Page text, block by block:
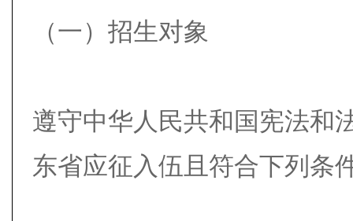
（一）招生对象
遵守中华人民共和国宪法和
东省应征入伍且符合下列条